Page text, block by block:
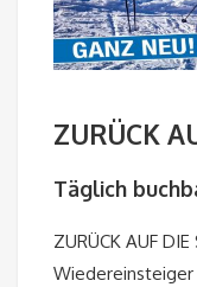
ZURÜCK
Täglich
ZURÜCK AUF